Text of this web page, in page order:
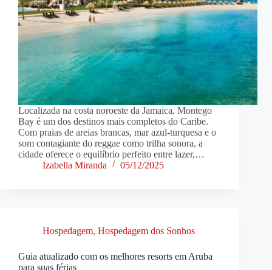
Localizada na costa noroeste da Jamaica, Montego
Bay é um dos destinos mais completos do Caribe.
Com praias de areias brancas, mar azul-turquesa e o
som contagiante do reggae como trilha sonora, a
cidade oferece o equilíbrio perfeito entre lazer,…
Izabella Miranda
05/12/2025
Hospedagem, Hospedagem dos Sonhos
Guia atualizado com os melhores resorts em Aruba
para suas férias